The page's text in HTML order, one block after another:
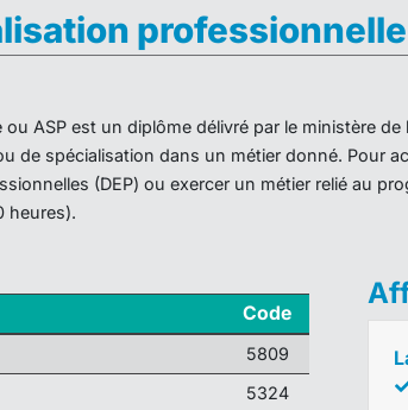
professionnelle
ASP est un diplôme délivré par le ministère de
de spécialisation dans un métier donné. Pour
(DEP) ou exercer un métier relié au
heures).
Code
5809
5324